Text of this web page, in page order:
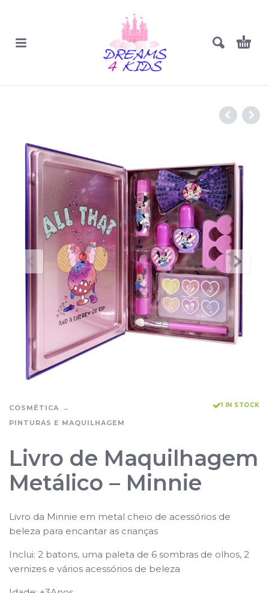
COSMÉTICA
PINTURAS E MAQUILHAGEM
1 IN STOCK
Livro de Maquilhagem
Metálico – Minnie
Livro da Minnie em metal cheio de acessórios de
beleza para encantar as crianças
Inclui: 2 batons, uma paleta de 6 sombras de olhos, 2
vernizes e vários acessórios de beleza